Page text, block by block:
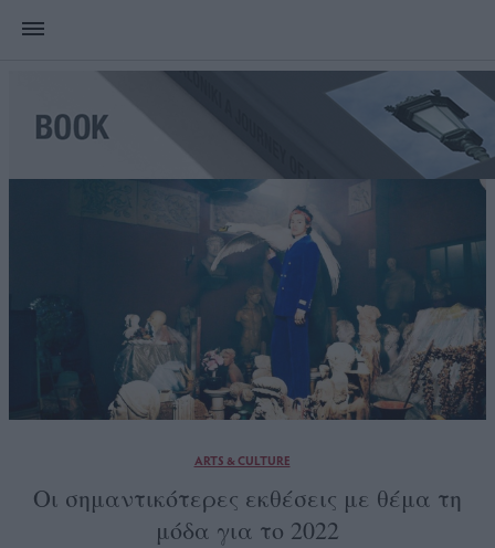
ARTS & CULTURE
Οι σημαντικότερες εκθέσεις με θέμα τη
μόδα για το 2022